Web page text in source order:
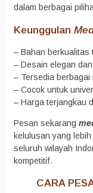
dalam berbagai
Keunggulan
– Bahan berkualitas
– Desain elegan
– Tersedia berbagai
– Cocok untuk
– Harga terjangkau
Pesan sekarang
kelulusan yang
seluruh wilayah
kompetitif.
CARA